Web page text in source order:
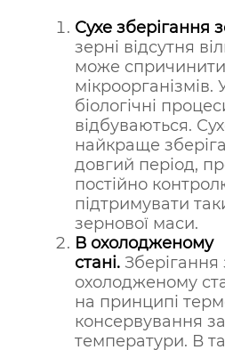
Сухе зберігання
зерні відсутня
може
біологічні
відбуваються.
найкраще
довгий період,
постійно
підтримувати
зернової маси.
В охолодженому
стані. Зберігання
охолодженому
на принципі
консервування
температури. В